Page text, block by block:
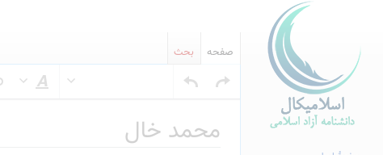
محمد خال
صفحه بحث